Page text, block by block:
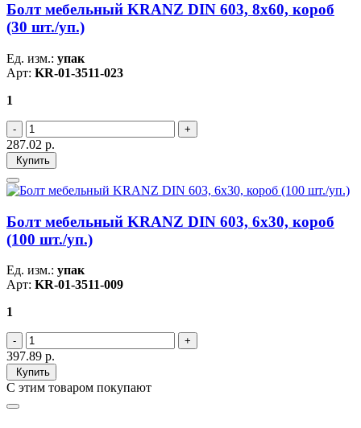
Болт мебельный KRANZ DIN 603, 8х60, короб
(30 шт./уп.)
Ед. изм.: упак
Арт: KR-01-3511-023
1
287.02 р.
Купить
Болт мебельный KRANZ DIN 603, 6х30, короб
(100 шт./уп.)
Ед. изм.: упак
Арт: KR-01-3511-009
1
397.89 р.
Купить
С этим товаром покупают